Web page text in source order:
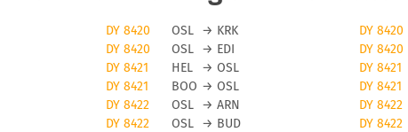
DY 8420 OSL → KRK DY 8420
DY 8420 OSL → EDI DY 8420
DY 8421 HEL → OSL DY 8421
DY 8421 BOO → OSL DY 8421
DY 8422 OSL → ARN DY 8422
DY 8422 OSL → BUD DY 8422